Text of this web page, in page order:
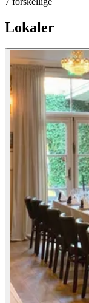
Lokaler